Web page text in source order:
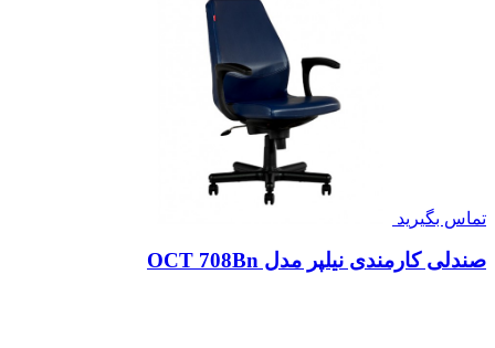
تماس بگیرید
صندلی کارمندی نیلپر مدل OCT 708Bn